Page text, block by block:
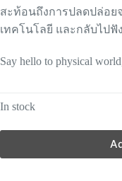
สะท้อนถึงการปลดปล่อย
เทคโนโลยี และกลับไปฟั
Say hello to physical
In stock